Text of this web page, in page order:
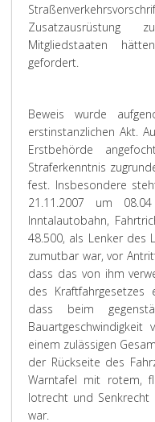
Mitgliedstaaten
gefordert.
Beweis wurde
erstinstanzlichen Akt.
Erstbehörde
Straferkenntnis
fest. Insbesondere
21.11.2007 um
Inntalautobahn,
48.500, als Lenker des
zumutbar war, vor
dass das von ihm
des Kraftfahrgesetzes
dass beim
einem zulässigen
der Rückseite des
Warntafel mit rotem,
lotrecht und Senkrecht
war.